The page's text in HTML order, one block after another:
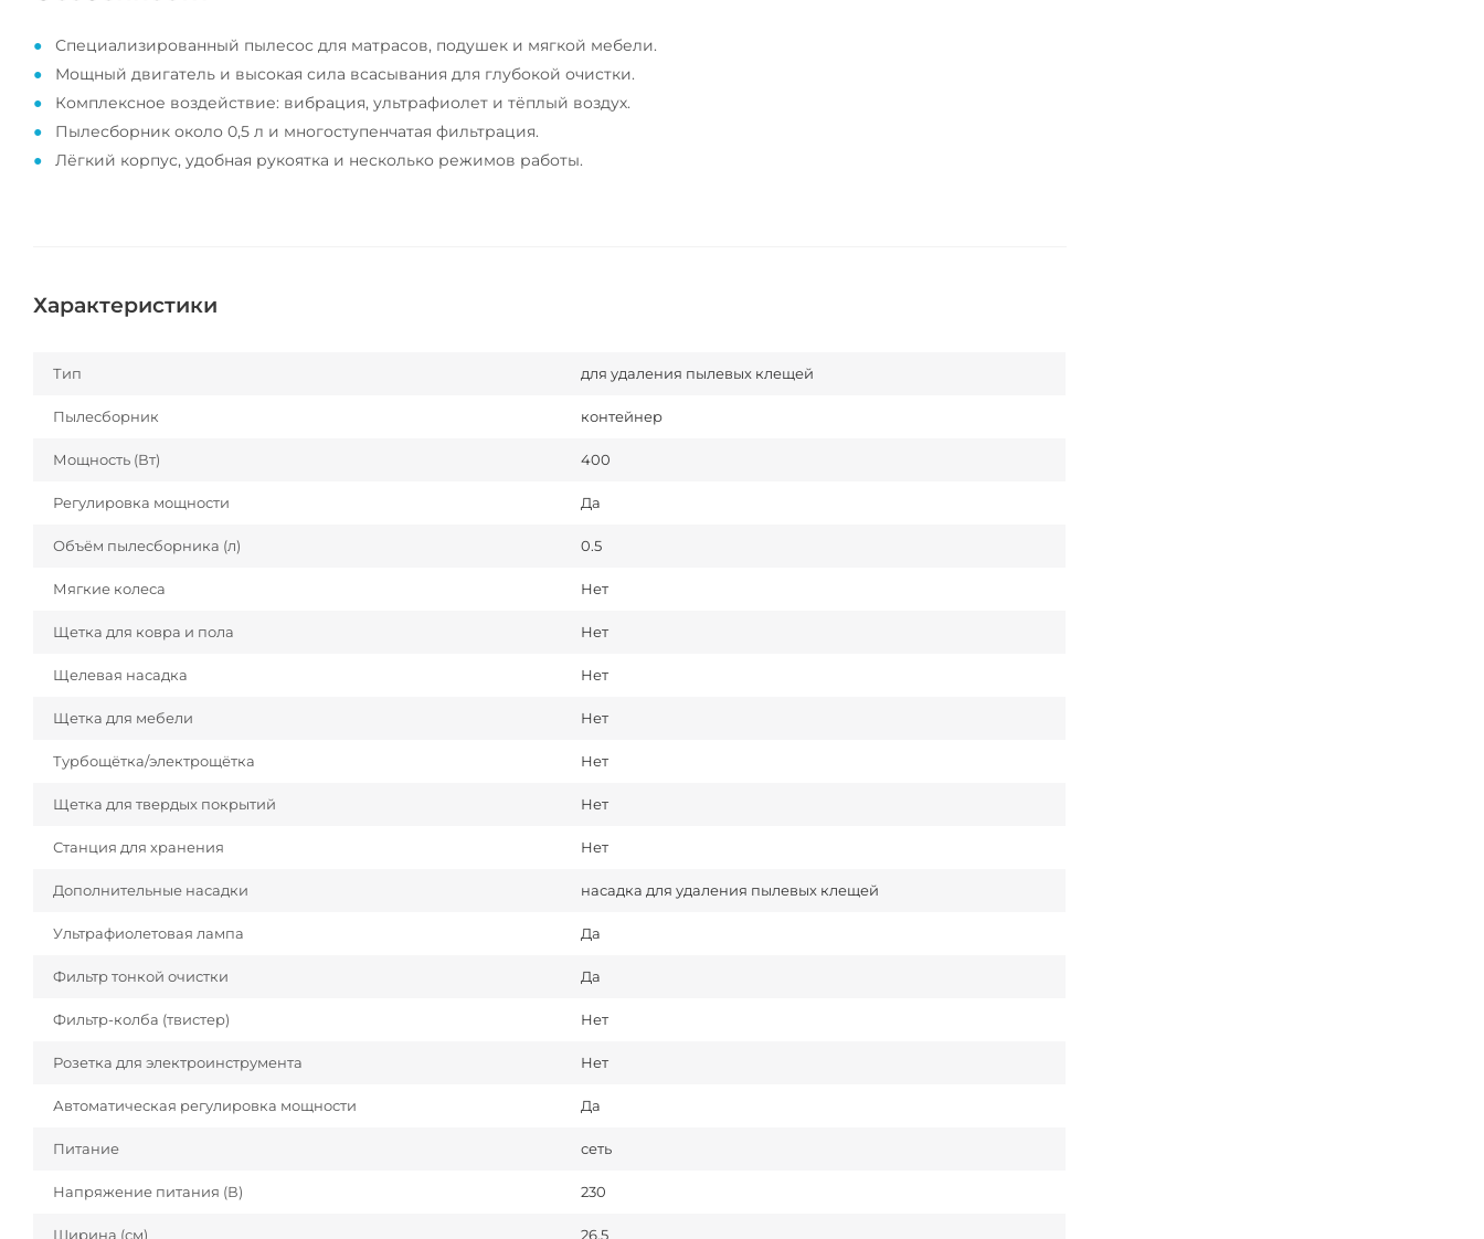
Специализированный пылесос для матрасов, подушек и мягкой мебели.
Мощный двигатель и высокая сила всасывания для глубокой очистки.
Комплексное воздействие: вибрация, ультрафиолет и тёплый воздух.
Пылесборник около 0,5 л и многоступенчатая фильтрация.
Лёгкий корпус, удобная рукоятка и несколько режимов работы.
Характеристики
Тип для удаления пылевых клещей
Пылесборник контейнер
Мощность (Вт) 400
Регулировка мощности Да
Объём пылесборника (л) 0.5
Мягкие колеса Нет
Щетка для ковра и пола Нет
Щелевая насадка Нет
Щетка для мебели Нет
Турбощётка/электрощётка Нет
Щетка для твердых покрытий Нет
Станция для хранения Нет
Дополнительные насадки насадка для удаления пылевых клещей
Ультрафиолетовая лампа Да
Фильтр тонкой очистки Да
Фильтр-колба (твистер) Нет
Розетка для электроинструмента Нет
Автоматическая регулировка мощности Да
Питание сеть
Напряжение питания (В) 230
Ширина (см) 26.5